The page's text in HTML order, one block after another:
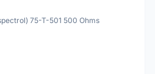
75-T-501 500 Ohms